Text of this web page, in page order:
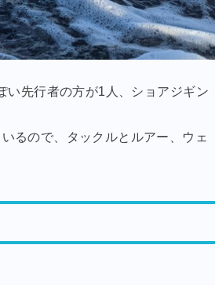
い先行者の方が1人、ショアジギン
るので、タックルとルアー、ウェ